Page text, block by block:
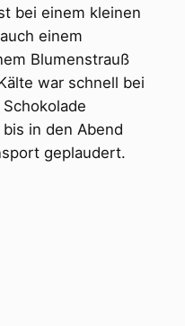
bei einem kleinen
einem
Blumenstrauß
war schnell bei
in den Abend
geplaudert.